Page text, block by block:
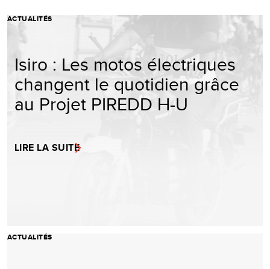
ACTUALITÉS
Isiro : Les motos électriques
changent le quotidien grâce
au Projet PIREDD H-U
LIRE LA SUITE
ACTUALITÉS